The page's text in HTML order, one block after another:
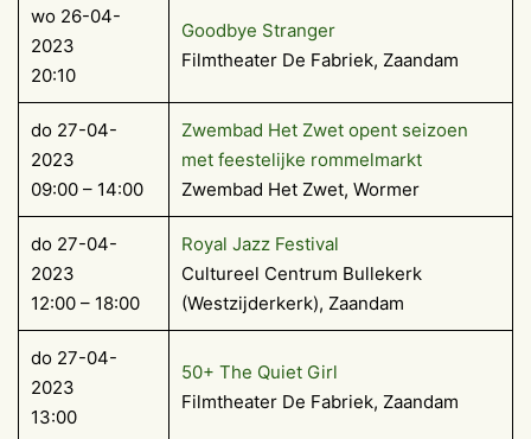
wo 26-04-
2023
20:10
Goodbye Stranger
Filmtheater De Fabriek, Zaandam
do 27-04-
2023
09:00 – 14:00
Zwembad Het Zwet opent seizoen
met feestelijke rommelmarkt
Zwembad Het Zwet, Wormer
do 27-04-
2023
12:00 – 18:00
Royal Jazz Festival
Cultureel Centrum Bullekerk
(Westzijderkerk), Zaandam
do 27-04-
2023
13:00
50+ The Quiet Girl
Filmtheater De Fabriek, Zaandam